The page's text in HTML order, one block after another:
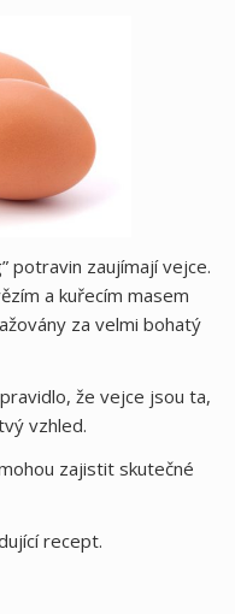
potravin zaujímají vejce.
a kuřecím masem
za velmi bohatý
že vejce jsou ta,
vzhled.
zajistit skutečné
recept.